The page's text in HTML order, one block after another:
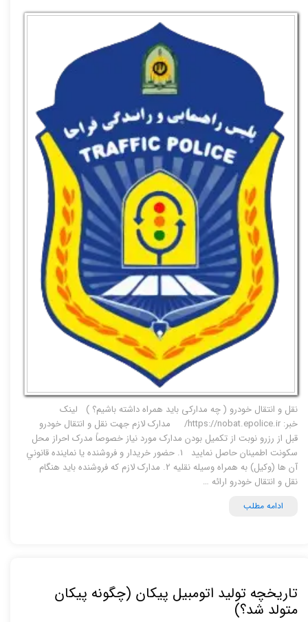
نقل و انتقال خودرو ( چه مدارکی باید همراه داشته باشیم؟ ) لینک
خبر: https://nobat.epolice.ir/ مدارک لازم جهت نقل و انتقال خودرو
قبل از رزرو نوبت از تکميل بودن مدارک مورد نياز خصوصاً مدرک احراز محل
سکونت اطمينان حاصل نماييد 1. حضور خريدار و فروشنده يا نماينده قانوني
آن ها (وکيل) به همراه وسيله نقليه 2. مدارک لازم که فروشنده باید هنگام
نقل و انتقال خودرو ارائه …
ادامه مطلب
تاریخچه تولید اتومبیل پیکان (چگونه پیکان
متولد شد؟)